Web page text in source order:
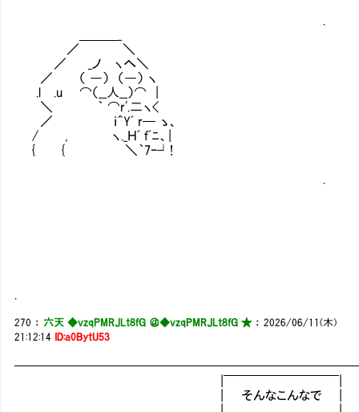
／ ＼ /::::::/:::::::: ::::::::/|::::
／ _ノ ヽへ＼ /::::::::|::: ::::∧:::/
／ （ ―） （―） ヽ |／/::∨::/.-
.l .u ⌒（__人__）⌒ | |:: :::∨
＼ ｀ ⌒r'.二ヽ<
／ ｉ＾Yﾞ r─ ゝ
/ , ヽ._Ｈﾞ ｆﾞﾆ、| |:
{ { ＼｀7ｰ┘! |::::::＼.
270 ： 六天 ◆vzqPMRJLt8fG ＠◆vzqPMRJLt8fG ★：2026/06/11(木)
21:12:14
ID:a0BytU53
|￣￣￣￣￣￣￣￣￣|
| そんなこんなで |